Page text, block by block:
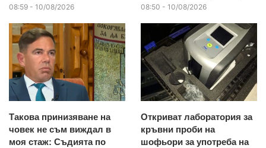
08:59 - 10/08/2026 08:50 - 10/08/2026
Такова принизяване на
човек не съм виждал в
моя стаж: Съдията по
Откриват лаборатория за
кръвни проби на
шофьори за употреба на